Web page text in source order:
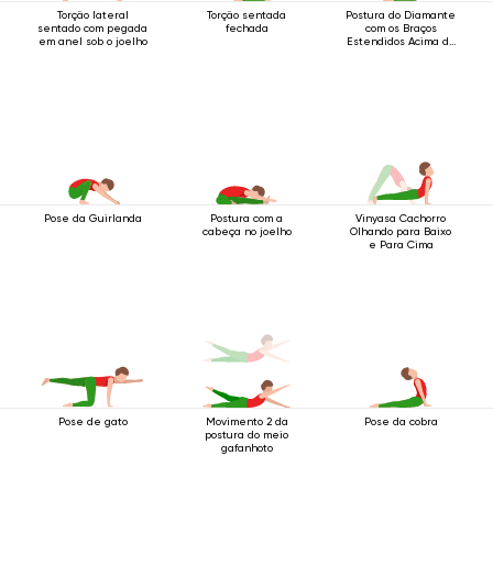
Torção lateral
sentado com pegada
em anel sob o joelho
Torção sentada
fechada
Postura do Diamante
com os Braços
Estendidos Acima da
Pose da Guirlanda
Postura com a
cabeça no joelho
Vinyasa Cachorro
Olhando para Baixo
e Para Cima
Pose de gato
Movimento 2 da
postura do meio
gafanhoto
Pose da cobra